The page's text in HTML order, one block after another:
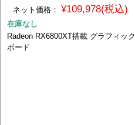
ネット価格： ¥109,978(税込)
在庫なし
Radeon RX6800XT搭載 グラフィック
ボード